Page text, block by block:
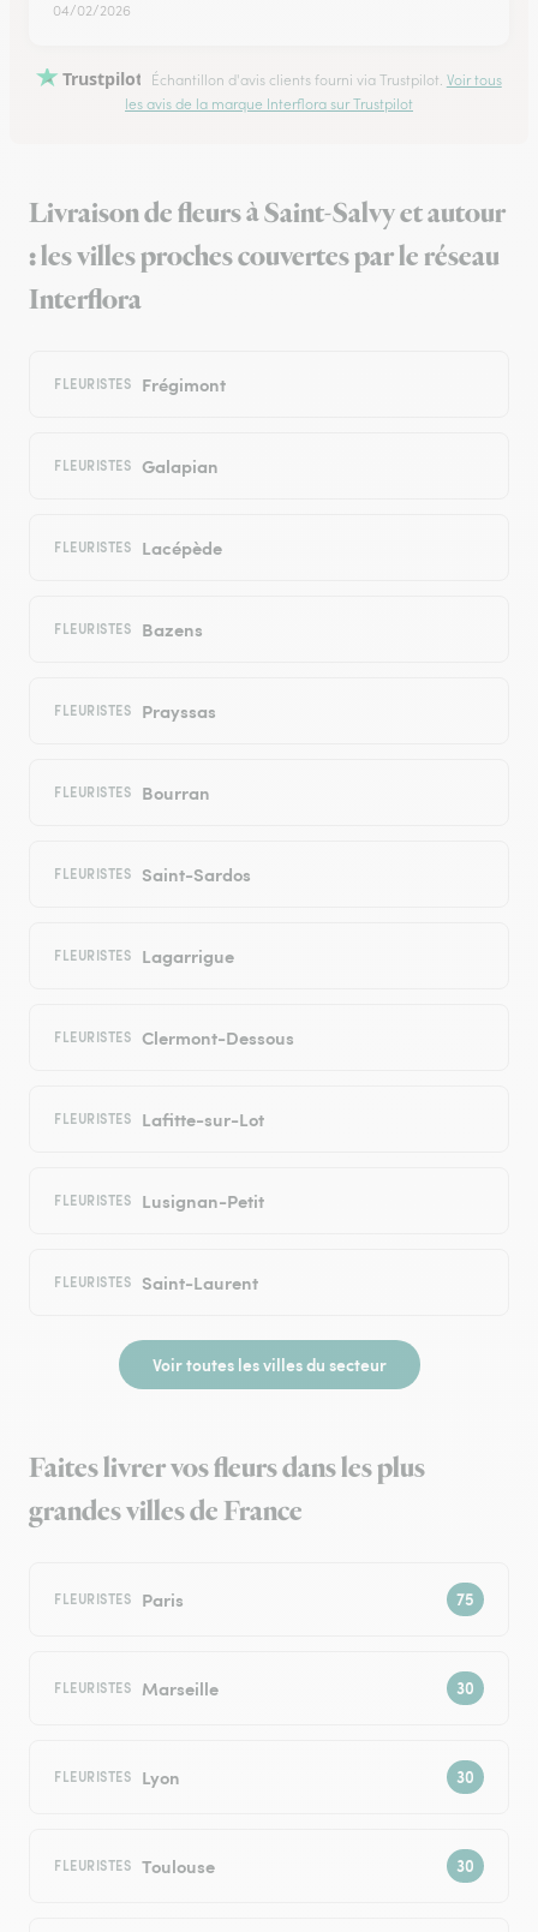
04/02/2026
Trustpilot Échantillon d'avis clients fourni via Trustpilot. Voir tous
les avis de la marque Interflora sur Trustpilot
Livraison de fleurs à Saint-Salvy et autour
: les villes proches couvertes par le réseau
Interflora
FLEURISTES Frégimont
FLEURISTES Galapian
FLEURISTES Lacépède
FLEURISTES Bazens
FLEURISTES Prayssas
FLEURISTES Bourran
FLEURISTES Saint-Sardos
FLEURISTES Lagarrigue
FLEURISTES Clermont-Dessous
FLEURISTES Lafitte-sur-Lot
FLEURISTES Lusignan-Petit
FLEURISTES Saint-Laurent
Voir toutes les villes du secteur
Faites livrer vos fleurs dans les plus
grandes villes de France
FLEURISTES Paris
FLEURISTES Marseille
FLEURISTES Lyon
FLEURISTES Toulouse